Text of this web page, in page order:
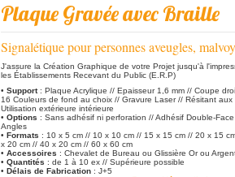
Plaque Gravée avec Braille
Signalétique pour personnes aveugles,
J'assure la Création Graphique de votre Projet jusqu'à
les Établissements Recevant du Public (E.R.P)
• Support: Plaque Acrylique // Epaisseur 1,6 mm // Coupe
16 Couleurs de fond au choix // Gravure Laser // Résitant aux
Utilisation extérieure intérieure
• Options : Sans adhésif ni perforation // Adhésif Double-
Angles
• Formats : 10 x 5 cm // 10 x 10 cm // 15 x 15 cm // 20 x 15
x 20 cm // 40 x 20 cm // 60 x 60 cm
• Accessoires : Chevalet de Bureau ou Glissière Or ou
• Quantités : de 1 à 10 ex // Supérieure possible
• Délais de Fabrication : J+5